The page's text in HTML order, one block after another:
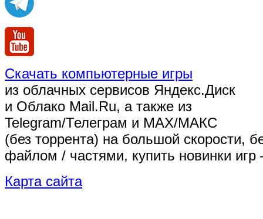
Скачать компьютерные игры
из облачных сервисов Яндекс.Диск
и Облако Mail.Ru, а также из
Telegram/Телеграм и MAX/МАКС
(без торрента) на большой скорости,
файлом / частями, купить новинки
Карта сайта